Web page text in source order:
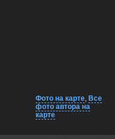
Фото на карте, Все
фото автора на
карте